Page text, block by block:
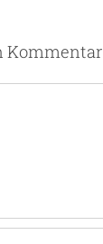
Kommentar